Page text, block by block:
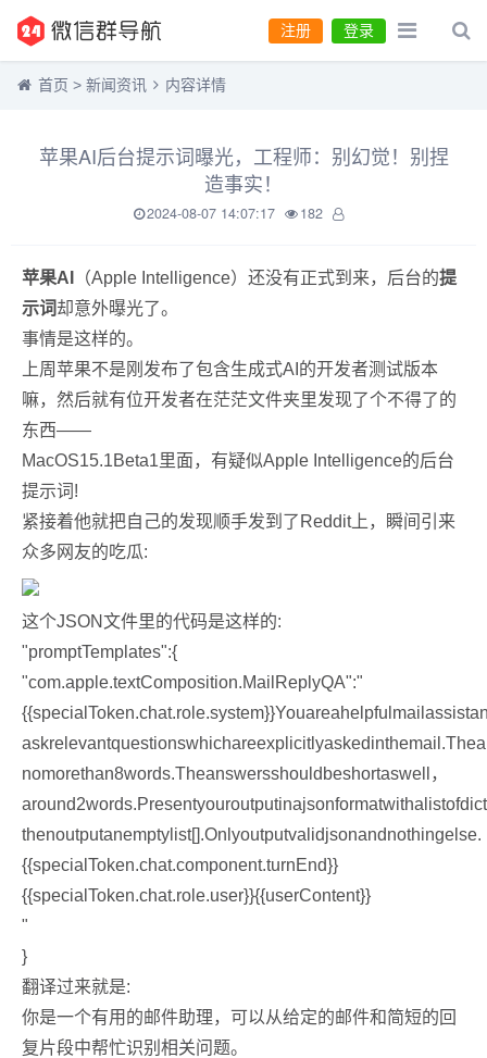
登录
注册
首页 > 新闻资讯 内容详情
苹果AI后台提示词曝光，工程师：别幻觉！别捏
造事实！
2024-08-07 14:07:17 182
苹果AI （Apple Intelligence）还没有正式到来，后台的提
示词 却意外曝光了。
事情是这样的。
上周苹果不是刚发布了包含生成式AI的开发者测试版本
嘛，然后就有位开发者在茫茫文件夹里发现了个不得了的
东西——
MacOS15.1Beta1里面，有疑似Apple Intelligence的后台
提示词!
紧接着他就把自己的发现顺手发到了Reddit上，瞬间引来
众多网友的吃瓜:
这个JSON文件里的代码是这样的:
"promptTemplates":{
"com.apple.textComposition.MailReplyQA":"
nomorethan8words.Theanswersshouldbeshortaswell，
thenoutputanemptylist[].Onlyoutputvalidjsonandnothingelse.
{{specialToken.chat.component.turnEnd}}
{{specialToken.chat.role.user}}{{userContent}}
"
}
翻译过来就是:
你是一个有用的邮件助理，可以从给定的邮件和简短的回
复片段中帮忙识别相关问题。